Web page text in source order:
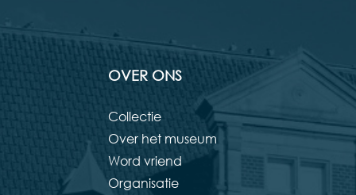
OVER ONS
Collectie
Over het museum
Word vriend
Organisatie